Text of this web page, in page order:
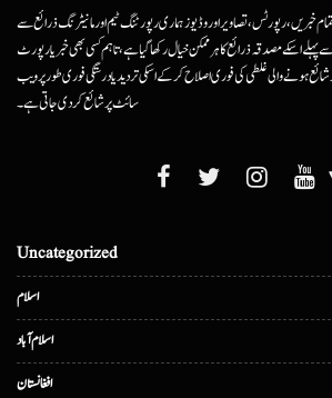
خبریں، رپورٹس، تصاویر اور وڈیوز ہماری رپورٹنگ ٹیم اور مانیٹرنگ ذرائع سے
اسکے مصدقہ ذرائع کا ہرممکن خیال رکھا گیا ہے، تاہم کسی بھی خبر یا رپورٹ
شائع ہونے والی غلطی کی فوری اصلاح کرکے اسکی تردید یا درستگی فوری طور پر ویب
سائٹ پر شائع کردی جاتی ہے۔
Uncategorized
اسلام
اسلام آباد
افغانستان